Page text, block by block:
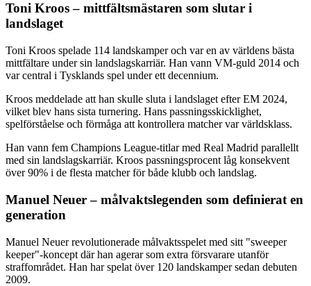
Toni Kroos – mittfältsmästaren som slutar i
landslaget
Toni Kroos spelade 114 landskamper och var en av världens bästa
mittfältare under sin landslagskarriär. Han vann VM-guld 2014 och
var central i Tysklands spel under ett decennium.
Kroos meddelade att han skulle sluta i landslaget efter EM 2024,
vilket blev hans sista turnering. Hans passningsskicklighet,
spelförståelse och förmåga att kontrollera matcher var världsklass.
Han vann fem Champions League-titlar med Real Madrid parallellt
med sin landslagskarriär. Kroos passningsprocent låg konsekvent
över 90% i de flesta matcher för både klubb och landslag.
Manuel Neuer – målvaktslegenden som definierat en
generation
Manuel Neuer revolutionerade målvaktsspelet med sitt "sweeper
keeper"-koncept där han agerar som extra försvarare utanför
straffområdet. Han har spelat över 120 landskamper sedan debuten
2009.